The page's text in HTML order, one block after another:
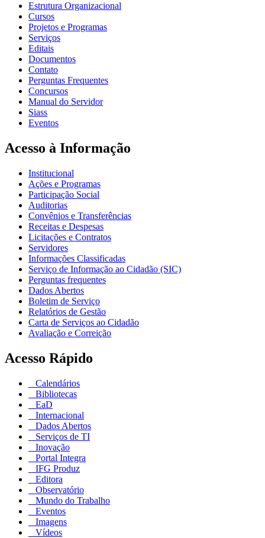
Estrutura Organizacional
Cursos
Projetos e Programas
Serviços
Editais
Documentos
Contato
Perguntas Frequentes
Concursos
Manual do Servidor
Siass
Eventos
Acesso à Informação
Institucional
Ações e Programas
Participação Social
Auditorias
Convênios e Transferências
Receitas e Despesas
Licitações e Contratos
Servidores
Informações Classificadas
Serviço de Informação ao Cidadão (SIC)
Perguntas frequentes
Dados Abertos
Boletim de Serviço
Relatórios de Gestão
Carta de Serviços ao Cidadão
Avaliação e Correição
Acesso Rápido
Calendários
Bibliotecas
EaD
Internacional
Dados Abertos
Serviços de TI
Inovação
Portal Integra
IFG Produz
Editora
Observatório
Mundo do Trabalho
Eventos
Imagens
Vídeos